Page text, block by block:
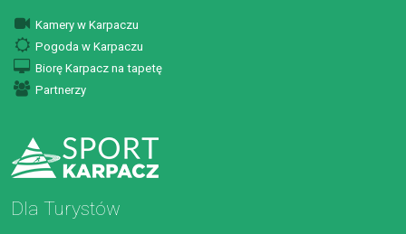
Kamery w Karpaczu
Pogoda w Karpaczu
Biorę Karpacz na tapetę
Partnerzy
Dla Turystów